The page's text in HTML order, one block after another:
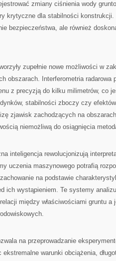
zmiany ciśnienia wody
krytyczne dla stabilności konstrukcji.
bezpieczeństwa, ale również
zupełnie nowe możliwości w
obszarach. Interferometria radarowa
z precyzją do kilku milimetrów, co
stabilności zboczy czy
zjawisk zachodzących na
niemożliwą do osiągnięcia
inteligencja rewolucjonizują
uczenia maszynowego potrafią
na podstawie
ich wystąpieniem. Te systemy
między właściwościami gruntu a
na przeprowadzanie
warunki obciążenia,